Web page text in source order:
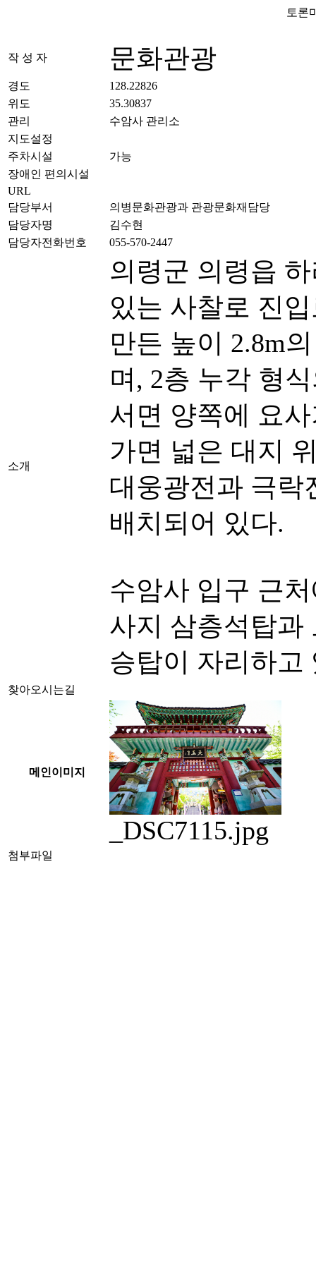
토론
작 성 자 문화관광
경도
128.22826
위도
35.30837
관리
수암사 관리소
지도설정
주차시설
가능
장애인 편의시설
URL
담당부서
의병문화관광과 관광문화재담당
담당자명
김수현
담당자전화번호
055-570-2447
소개
의령군 의령읍
있는 사찰로 진
만든 높이 2.8m
며, 2층 누각 형
서면 양쪽에 요
가면 넓은 대지
대웅광전과 극락
배치되어 있다.
수암사 입구 근
사지 삼층석탑과
승탑이 자리하고
찾아오시는길
메인이미지
_DSC7115.jpg
첨부파일